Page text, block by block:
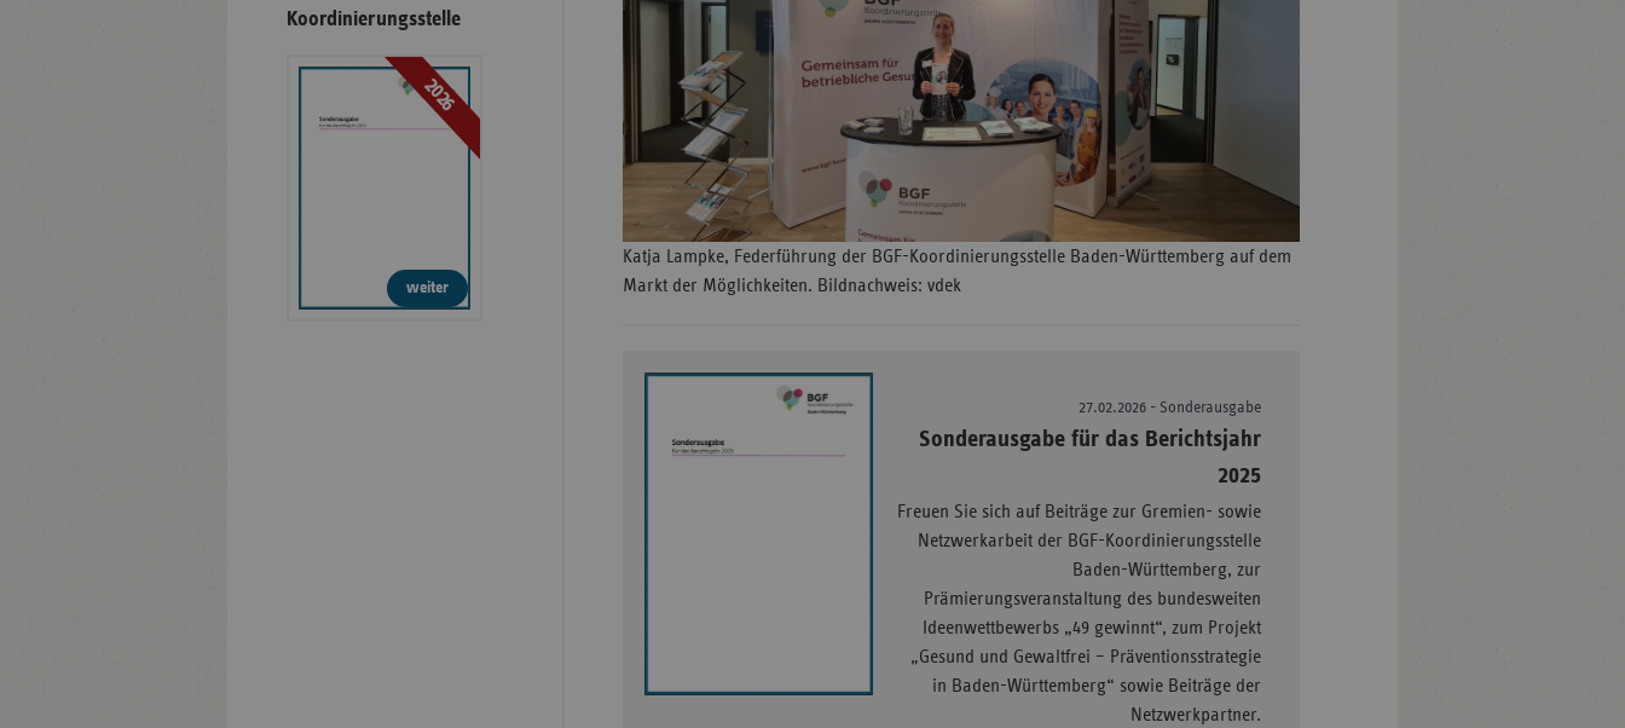
Katja Lampke, Federführung der BGF-Koordinierungsstelle Baden-Württemberg auf dem
Markt der Möglichkeiten. Bildnachweis: vdek
27.02.2026 - Sonderausgabe
–
Sonderausgabe für das Berichtsjahr
2025
Freuen Sie sich auf Beiträge zur Gremien- sowie
Netzwerkarbeit der BGF-Koordinierungsstelle
Baden-Württemberg, zur
Prämierungsveranstaltung des bundesweiten
Ideenwettbewerbs „49 gewinnt“, zum Projekt
„Gesund und Gewaltfrei – Präventionsstrategie
in Baden-Württemberg“ sowie Beiträge der
Netzwerkpartner.
Koordinierungsstelle
2026
weiter